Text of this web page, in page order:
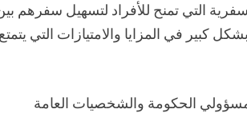
التي تمنح للأفراد لتسهيل سفرهم
كبير في المزايا والامتيازات التي يتمتع
ومسؤولي الحكومة والشخصيات العامة